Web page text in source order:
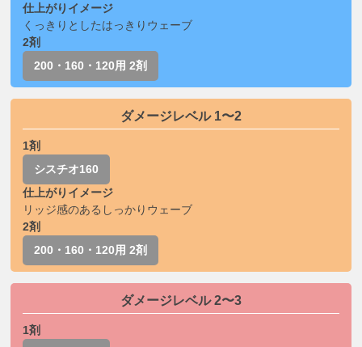
仕上がりイメージ
くっきりとしたはっきりウェーブ
2剤
200・160・120用 2剤
ダメージレベル 1〜2
1剤
シスチオ160
仕上がりイメージ
リッジ感のあるしっかりウェーブ
2剤
200・160・120用 2剤
ダメージレベル 2〜3
1剤